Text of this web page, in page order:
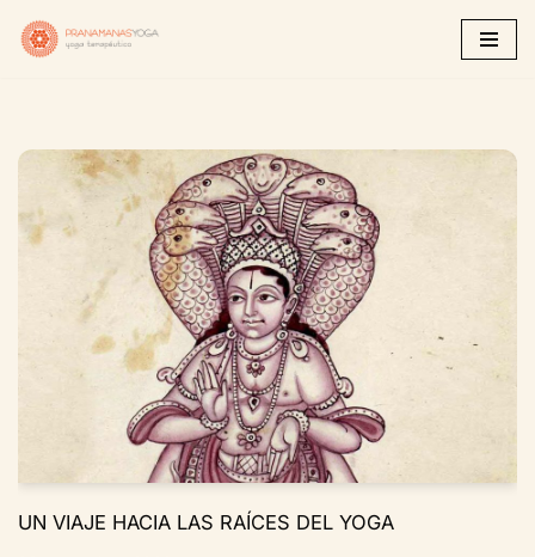
Saltar
UN VIAJE HACIA LAS RAÍCES DEL YOGA